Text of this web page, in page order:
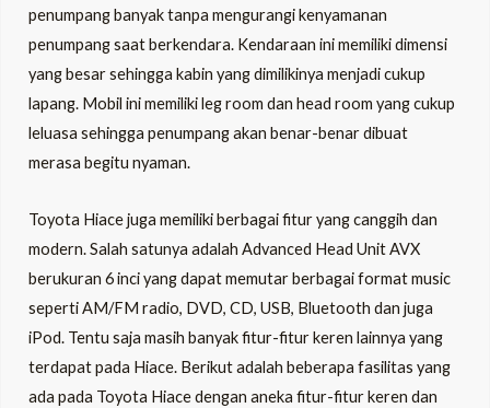
penumpang banyak tanpa mengurangi kenyamanan
penumpang saat berkendara. Kendaraan ini memiliki dimensi
yang besar sehingga kabin yang dimilikinya menjadi cukup
lapang. Mobil ini memiliki leg room dan head room yang cukup
leluasa sehingga penumpang akan benar-benar dibuat
merasa begitu nyaman.
Toyota Hiace juga memiliki berbagai fitur yang canggih dan
modern. Salah satunya adalah Advanced Head Unit AVX
berukuran 6 inci yang dapat memutar berbagai format music
seperti AM/FM radio, DVD, CD, USB, Bluetooth dan juga
iPod. Tentu saja masih banyak fitur-fitur keren lainnya yang
terdapat pada Hiace. Berikut adalah beberapa fasilitas yang
ada pada Toyota Hiace dengan aneka fitur-fitur keren dan